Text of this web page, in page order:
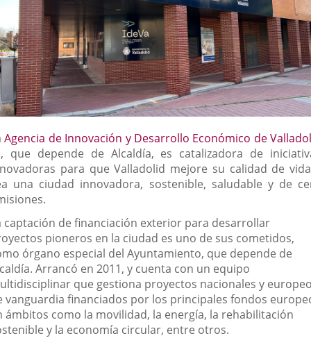
Agencia de Innovación y Desarrollo Económico de
Enlace
a
una
aplicación
, que depende de Alcaldía, es catalizadora de
para que Valladolid mejore su calidad de
una ciudad innovadora, sostenible, saludable y de
captación de financiación exterior para desarrollar
pioneros en la ciudad es uno de sus cometidos,
órgano especial del Ayuntamiento, que depende de
Arrancó en 2011, y cuenta con un equipo
que gestiona proyectos nacionales y
vanguardia financiados por los principales fondos
ámbitos como la movilidad, la energía, la rehabilitación
y la economía circular, entre otros.